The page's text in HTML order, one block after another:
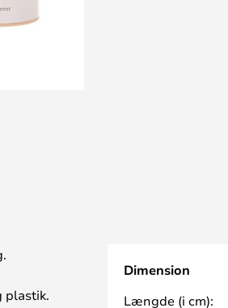
plastik.
Dimension
Længde (i cm):